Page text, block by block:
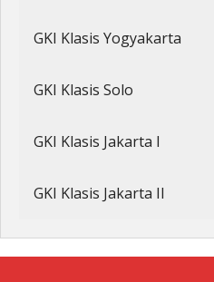
GKI Klasis Yogyakarta
GKI Klasis Solo
GKI Klasis Jakarta I
GKI Klasis Jakarta II